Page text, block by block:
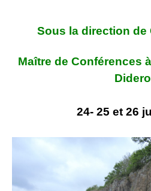
Sous la direction de
Maître de Conférences
24- 25 et 26